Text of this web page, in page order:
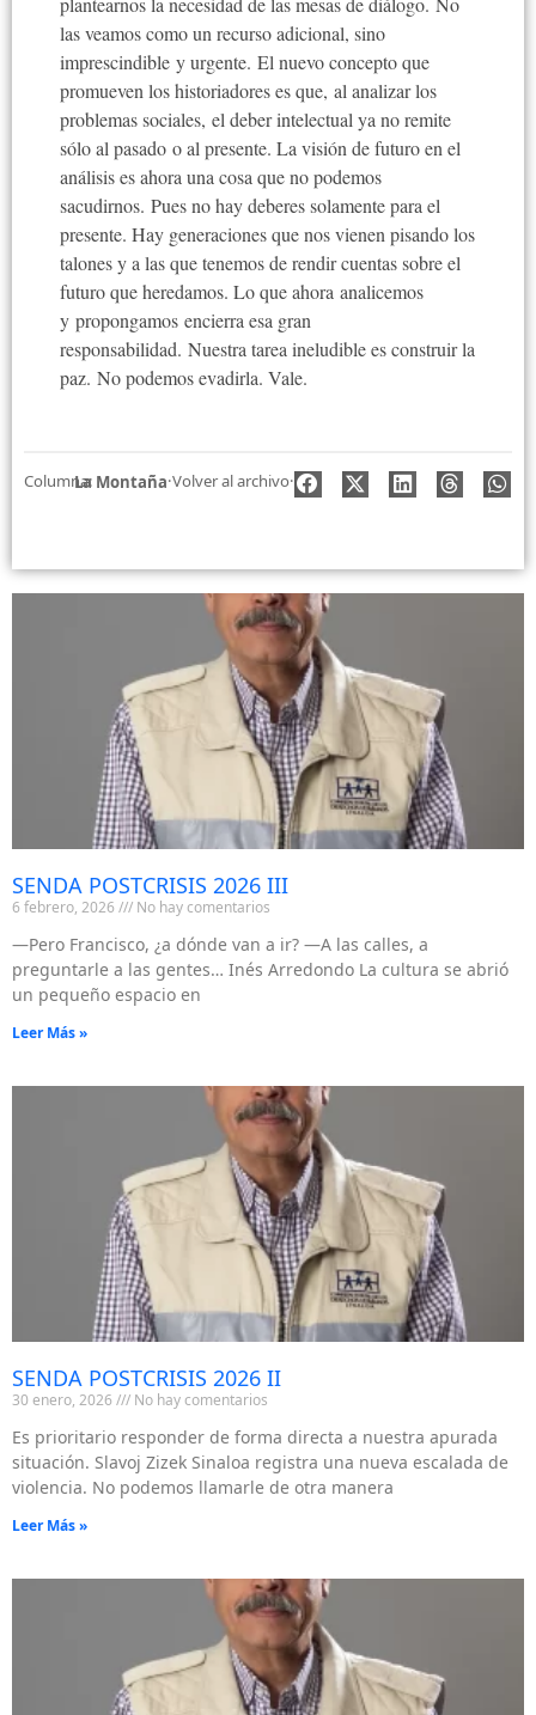
las veamos como un recurso adicional, sino
imprescindible y urgente. El nuevo concepto que
promueven los historiadores es que, al analizar los
problemas sociales, el deber intelectual ya no remite
sólo al pasado o al presente. La visión de futuro en el
análisis es ahora una cosa que no podemos
sacudirnos. Pues no hay deberes solamente para el
presente. Hay generaciones que nos vienen pisando los
talones y a las que tenemos de rendir cuentas sobre el
futuro que heredamos. Lo que ahora analicemos
y propongamos encierra esa gran
responsabilidad. Nuestra tarea ineludible es construir la
paz. No podemos evadirla. Vale.
Columna:La Montaña·Volver al archivo·
SENDA POSTCRISIS 2026 III
6 febrero, 2026 No hay comentarios
—Pero Francisco, ¿a dónde van a ir? —A las calles, a
preguntarle a las gentes… Inés Arredondo La cultura se abrió
un pequeño espacio en
Leer Más »
SENDA POSTCRISIS 2026 II
30 enero, 2026 No hay comentarios
Es prioritario responder de forma directa a nuestra apurada
situación. Slavoj Zizek Sinaloa registra una nueva escalada de
violencia. No podemos llamarle de otra manera
Leer Más »